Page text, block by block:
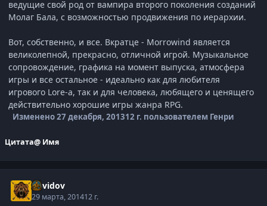
ведущие свой род от вампира второго поколения созданий
Молаг Бала, с возможностью продвижения по иерархии.
Вот, собственно, и все. Вкратце - Morrowind является
великолепной, прекрасно, отличной игрой. Музыкальное
сопровождение, графика на момент выпуска, атмосфера
игры и все остальное - идеально как для любителя
игрового Lore-а, так и для человека, любящего и ценящего
действительно хорошие игры жанра RPG.
Изменено27 декабря, 201312 г. пользователем Генри
Цитата@ Имя
Davidov
29 марта, 201412 г.